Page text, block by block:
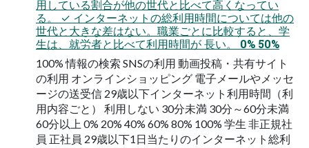
用している割合が他の世代と比べて高くなってい
る。 ✓ インターネットの総利用時間については他の
世代と大きな差はない。職業ごとに比較すると、学
生は、就労者と比べて利用時間が 長い。 0% 50%
100% 情報の検索 SNSの利用 動画投稿・共有サイト
の利用 オンラインショッピング 電子メールやメッセ
ージの送受信 29歳以下インターネット利用時間（利
用内容ごと） 利用しない 30分未満 30分～60分未満
60分以上 0% 20% 40% 60% 80% 100% 学生 非正規社
員 正社員 29歳以下1日当たりのインターネット総利